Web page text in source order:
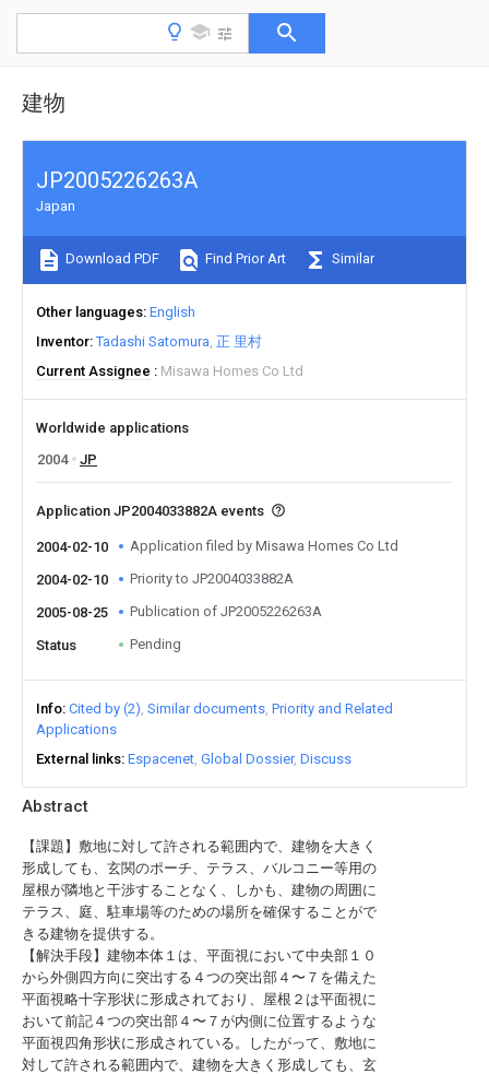
建物
Abstract
【課題】敷地に対して許される範囲内で、建物を大きく
形成しても、玄関のポーチ、テラス、バルコニー等用の
屋根が隣地と干渉することなく、しかも、建物の周囲に
テラス、庭、駐車場等のための場所を確保することがで
きる建物を提供する。
【解決手段】建物本体１は、平面視において中央部１０
から外側四方向に突出する４つの突出部４〜７を備えた
平面視略十字形状に形成されており、屋根２は平面視に
おいて前記４つの突出部４〜７が内側に位置するような
平面視四角形状に形成されている。したがって、敷地に
対して許される範囲内で、建物を大きく形成しても、玄
JP2005226263A
Japan
Download PDF Find Prior Art Similar
Other languages English
Inventor Tadashi Satomura 正 里村
Current Assignee
Misawa Homes Co Ltd
Worldwide applications
2004
JP
Application JP2004033882A events
2004-02-10 Application filed by Misawa Homes Co Ltd
2004-02-10 Priority to JP2004033882A
2005-08-25 Publication of JP2005226263A
Status Pending
Info Cited by (2) Similar documents Priority and Related
Applications
External links Espacenet Global Dossier Discuss